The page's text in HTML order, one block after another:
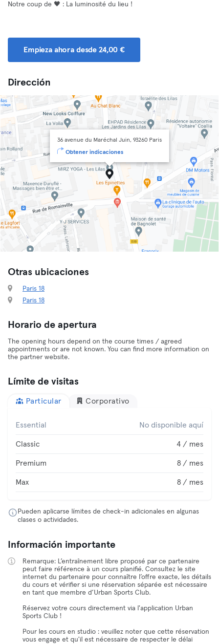
Notre coup de 🖤 : La luminosité du lieu !
Empieza ahora desde 24,00 €
Dirección
36 avenue du Maréchal Juin, 93260 Paris
Obtener indicaciones
Otras ubicaciones
Paris 18
Paris 18
Horario de apertura
The opening hours depend on the course times / agreed
appointments or are not known. You can find more information on
the partner website.
Límite de visitas
Particular Corporativo
Essential No disponible aquí
Classic 4 / mes
Premium 8 / mes
Max 8 / mes
Pueden aplicarse límites de check-in adicionales en algunas
clases o actividades.
Información importante
Remarque: L’entraînement libre proposé par ce partenaire
peut faire référence à un cours planifié. Consultez le site
internet du partenaire pour connaître l’offre exacte, les détails
du cours et vérifier si une réservation séparée est nécessaire
en tant que membre d’Urban Sports Club.
Réservez votre cours directement via l'application Urban
Sports Club !
Pour les cours en studio : veuillez noter que cette réservation
vous engage et qu'il est nécessaire de respecter le délai